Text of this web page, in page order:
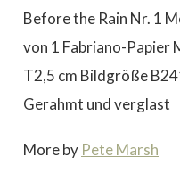
Before the Rain Nr. 1
von 1 Fabriano-Papier
T2,5 cm Bildgröße
Gerahmt und verglast
More by Pete Marsh